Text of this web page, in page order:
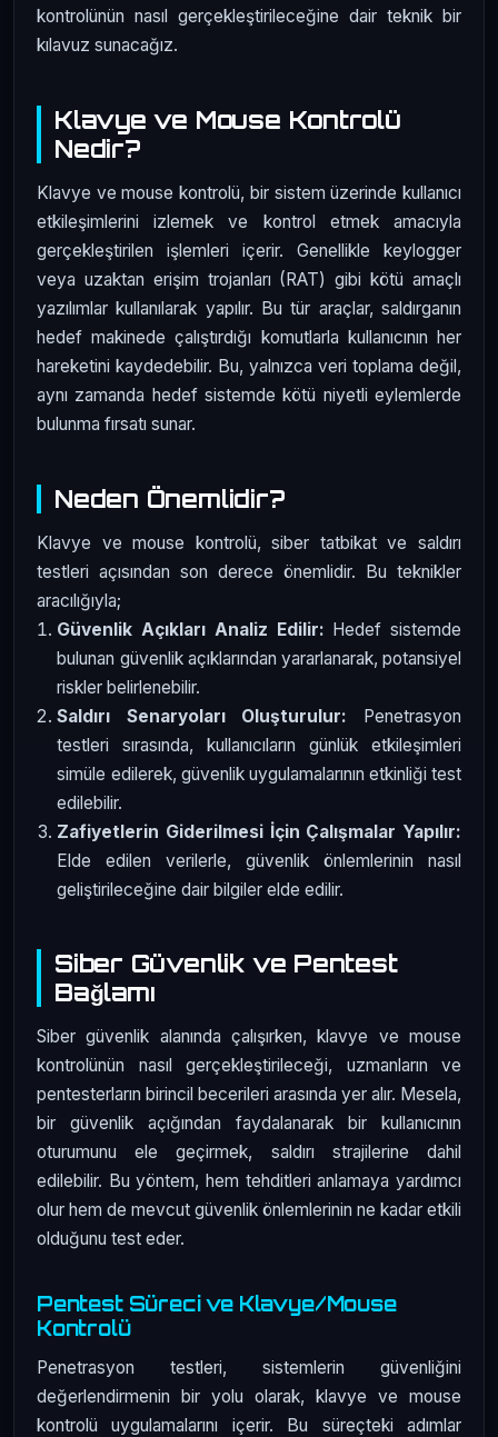
kontrolünün nasıl gerçekleştirileceğine dair teknik bir
kılavuz sunacağız.
Klavye ve Mouse Kontrolü
Nedir?
Klavye ve mouse kontrolü, bir sistem üzerinde kullanıcı
etkileşimlerini izlemek ve kontrol etmek amacıyla
gerçekleştirilen işlemleri içerir. Genellikle keylogger
veya uzaktan erişim trojanları (RAT) gibi kötü amaçlı
yazılımlar kullanılarak yapılır. Bu tür araçlar, saldırganın
hedef makinede çalıştırdığı komutlarla kullanıcının her
hareketini kaydedebilir. Bu, yalnızca veri toplama değil,
aynı zamanda hedef sistemde kötü niyetli eylemlerde
bulunma fırsatı sunar.
Neden Önemlidir?
Klavye ve mouse kontrolü, siber tatbikat ve saldırı
testleri açısından son derece önemlidir. Bu teknikler
aracılığıyla;
Güvenlik Açıkları Analiz Edilir: Hedef sistemde
bulunan güvenlik açıklarından yararlanarak, potansiyel
riskler belirlenebilir.
Saldırı Senaryoları Oluşturulur: Penetrasyon
testleri sırasında, kullanıcıların günlük etkileşimleri
simüle edilerek, güvenlik uygulamalarının etkinliği test
edilebilir.
Zafiyetlerin Giderilmesi İçin Çalışmalar Yapılır:
Elde edilen verilerle, güvenlik önlemlerinin nasıl
geliştirileceğine dair bilgiler elde edilir.
Siber Güvenlik ve Pentest
Bağlamı
Siber güvenlik alanında çalışırken, klavye ve mouse
kontrolünün nasıl gerçekleştirileceği, uzmanların ve
pentesterların birincil becerileri arasında yer alır. Mesela,
bir güvenlik açığından faydalanarak bir kullanıcının
oturumunu ele geçirmek, saldırı strajilerine dahil
edilebilir. Bu yöntem, hem tehditleri anlamaya yardımcı
olur hem de mevcut güvenlik önlemlerinin ne kadar etkili
olduğunu test eder.
Pentest Süreci ve Klavye/Mouse
Kontrolü
Penetrasyon testleri, sistemlerin güvenliğini
değerlendirmenin bir yolu olarak, klavye ve mouse
kontrolü uygulamalarını içerir. Bu süreçteki adımlar